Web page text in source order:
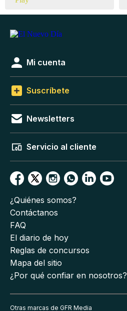
Mi cuenta
Suscríbete
Newsletters
Servicio al cliente
¿Quiénes somos?
Contáctanos
FAQ
El diario de hoy
Reglas de concursos
Mapa del sitio
¿Por qué confiar en nosotros?
Otras marcas de GFR Media